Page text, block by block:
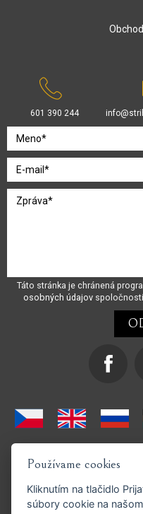
601 390 244
Táto stránka je chránená
osobných údajov
Používame cookies
Kliknutím na tlačidlo
súbory cookie na